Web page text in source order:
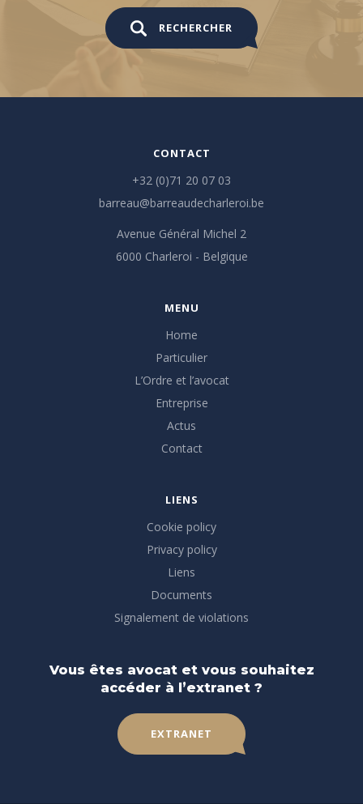
RECHERCHER
CONTACT
+32 (0)71 20 07 03
barreau@barreaudecharleroi.be
Avenue Général Michel 2
6000 Charleroi - Belgique
MENU
Home
Particulier
L’Ordre et l’avocat
Entreprise
Actus
Contact
LIENS
Cookie policy
Privacy policy
Liens
Documents
Signalement de violations
Vous êtes avocat et vous souhaitez
accéder à l’extranet ?
EXTRANET